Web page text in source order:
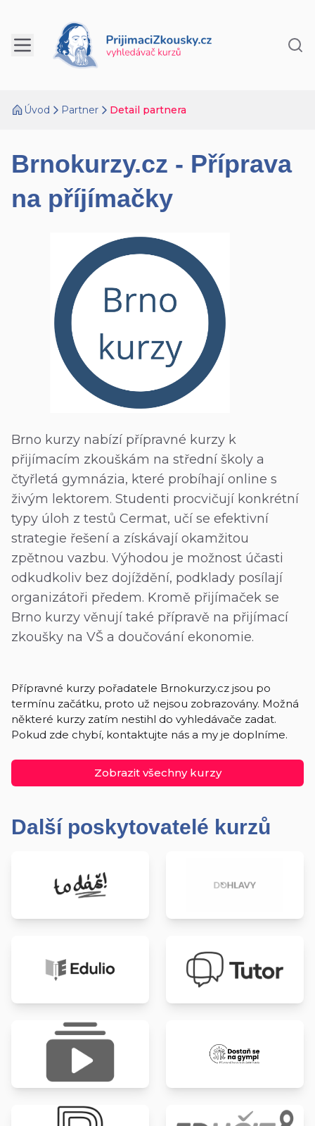
Úvod Partner Detail partnera
Brnokurzy.cz - Příprava
na příjímačky
Brno kurzy nabízí přípravné kurzy k
přijímacím zkouškám na střední školy a
čtyřletá gymnázia, které probíhají online s
živým lektorem. Studenti procvičují konkrétní
typy úloh z testů Cermat, učí se efektivní
strategie řešení a získávají okamžitou
zpětnou vazbu. Výhodou je možnost účasti
odkudkoliv bez dojíždění, podklady posílají
organizátoři předem. Kromě přijímaček se
Brno kurzy věnují také přípravě na přijímací
zkoušky na VŠ a doučování ekonomie.
Přípravné kurzy pořadatele Brnokurzy.cz jsou po
termínu začátku, proto už nejsou zobrazovány. Možná
některé kurzy zatím nestihl do vyhledávače zadat.
Pokud zde chybí, kontaktujte nás a my je doplníme.
Zobrazit všechny kurzy
Další poskytovatelé kurzů